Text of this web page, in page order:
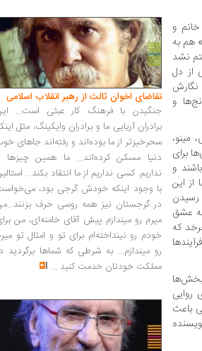
و
هم به
نشد
و ۱۱ داستان واقعی از دل
نگارش
و
مینو،
آن‌ها برای
و
از این
رسیدن
عشق
که
بخش‌ها
روایی
باعث
تقاضای اخوان ثالث از رهبر انقلاب اسلامی
جنگیدن با فرهنگ کار عبثی است...
برادران آریایی ما و برادران وایکینگ، مثل
سحرخیزتر از ما بوده‌اند و رفته‌اند جاهای
دنیا مسکن کرده‌اند... ما همین چیزها
نداریم. کسی نداریم از ما انتقاد بکند...
با وجود اینکه خودش گرجی بود،
در گرجستان نیز همه روسی حرف
میرم رو میندازم پیش آقای خامنه‌ای، من
خودم رو نینداخته‌ام برای تو و امثال تو
رو میندازم... به شرطی که شماها برگردید
مملکت خودتان خدمت کنید ...